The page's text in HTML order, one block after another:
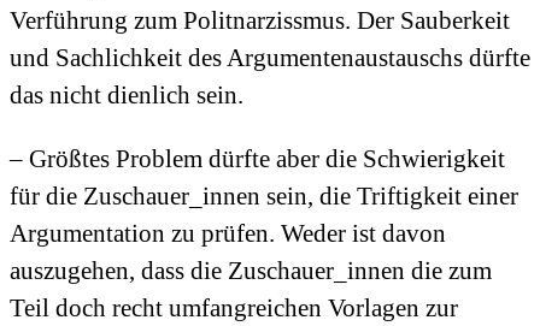
Verführung zum Politnarzissmus. Der Sauberkeit
und Sachlichkeit des Argumentenaustauschs dürfte
das nicht dienlich sein.
– Größtes Problem dürfte aber die Schwierigkeit
für die Zuschauer_innen sein, die Triftigkeit einer
Argumentation zu prüfen. Weder ist davon
auszugehen, dass die Zuschauer_innen die zum
Teil doch recht umfangreichen Vorlagen zur